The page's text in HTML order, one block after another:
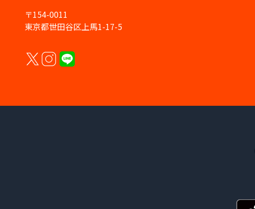
〒154-0011
東京都世田谷区上馬1-17-5